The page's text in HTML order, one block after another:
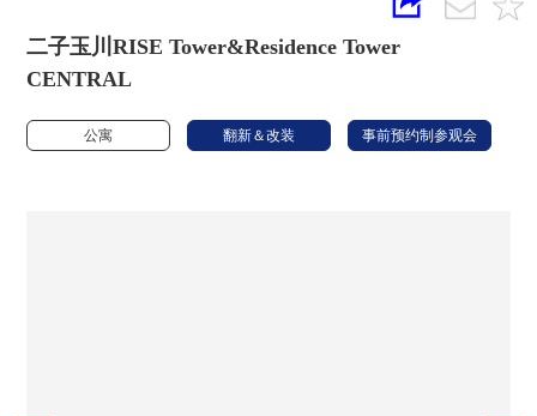
二子玉川RISE Tower&Residence Tower
CENTRAL
公寓 翻新＆改装 事前预约制参观会